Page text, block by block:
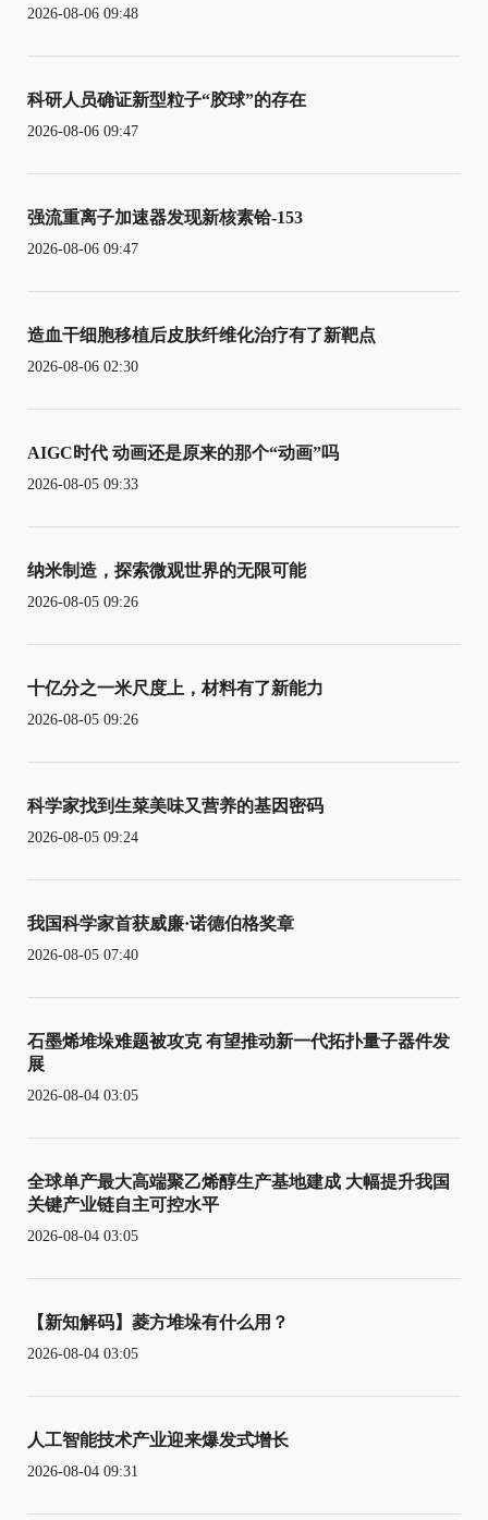
2026-08-06 09:48
科研人员确证新型粒子“胶球”的存在
2026-08-06 09:47
强流重离子加速器发现新核素铪-153
2026-08-06 09:47
造血干细胞移植后皮肤纤维化治疗有了新靶点
2026-08-06 02:30
AIGC时代 动画还是原来的那个“动画”吗
2026-08-05 09:33
纳米制造，探索微观世界的无限可能
2026-08-05 09:26
十亿分之一米尺度上，材料有了新能力
2026-08-05 09:26
科学家找到生菜美味又营养的基因密码
2026-08-05 09:24
我国科学家首获威廉·诺德伯格奖章
2026-08-05 07:40
石墨烯堆垛难题被攻克 有望推动新一代拓扑量子器件发
展
2026-08-04 03:05
全球单产最大高端聚乙烯醇生产基地建成 大幅提升我国
关键产业链自主可控水平
2026-08-04 03:05
【新知解码】菱方堆垛有什么用？
2026-08-04 03:05
人工智能技术产业迎来爆发式增长
2026-08-04 09:31